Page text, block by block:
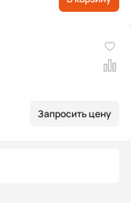
Запросить цену